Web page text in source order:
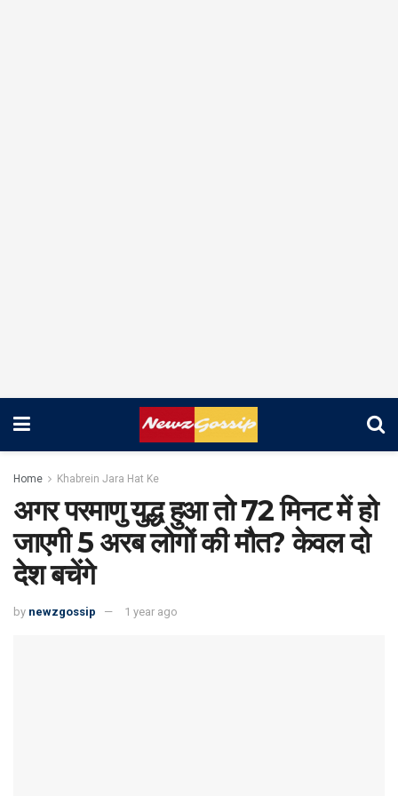
Home Khabrein Jara Hat Ke
अगर परमाणु युद्ध हुआ तो 72 मिनट में हो
जाएगी 5 अरब लोगों की मौत? केवल दो
देश बचेंगे
by newzgossip 1 year ago